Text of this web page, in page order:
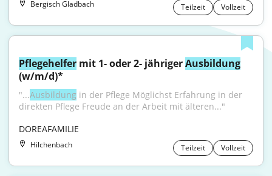
Bergisch Gladbach Teilzeit Vollzeit
Pflegehelfer mit 1- oder 2- jähriger Ausbildung
(w/m/d)*
"...Ausbildung in der Pflege Möglichst Erfahrung in der
direkten Pflege Freude an der Arbeit mit älteren..."
DOREAFAMILIE
Hilchenbach Teilzeit Vollzeit